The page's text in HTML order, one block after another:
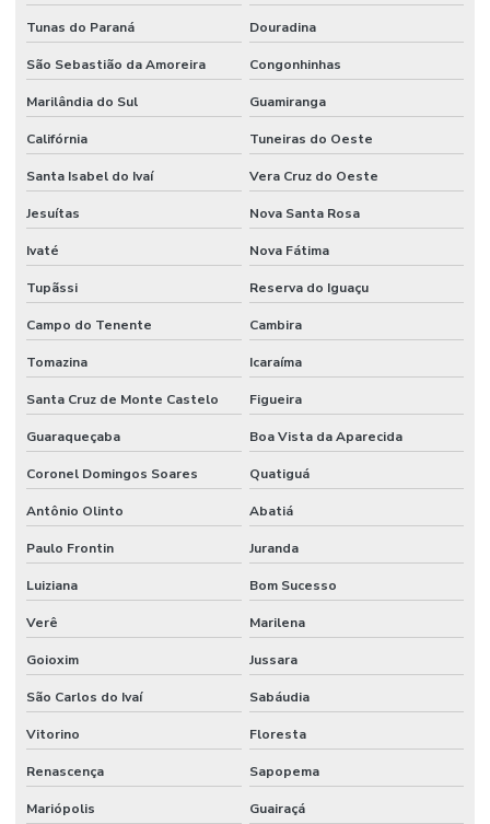
Tunas do Paraná Douradina
São Sebastião da Amoreira Congonhinhas
Marilândia do Sul Guamiranga
Califórnia Tuneiras do Oeste
Santa Isabel do Ivaí Vera Cruz do Oeste
Jesuítas Nova Santa Rosa
Ivaté Nova Fátima
Tupãssi Reserva do Iguaçu
Campo do Tenente Cambira
Tomazina Icaraíma
Santa Cruz de Monte Castelo Figueira
Guaraqueçaba Boa Vista da Aparecida
Coronel Domingos Soares Quatiguá
Antônio Olinto Abatiá
Paulo Frontin Juranda
Luiziana Bom Sucesso
Verê Marilena
Goioxim Jussara
São Carlos do Ivaí Sabáudia
Vitorino Floresta
Renascença Sapopema
Mariópolis Guairaçá